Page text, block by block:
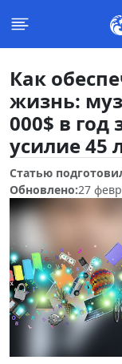
Как
жизнь:
000$ в год
усилие 45
Статью
Обновлено:27